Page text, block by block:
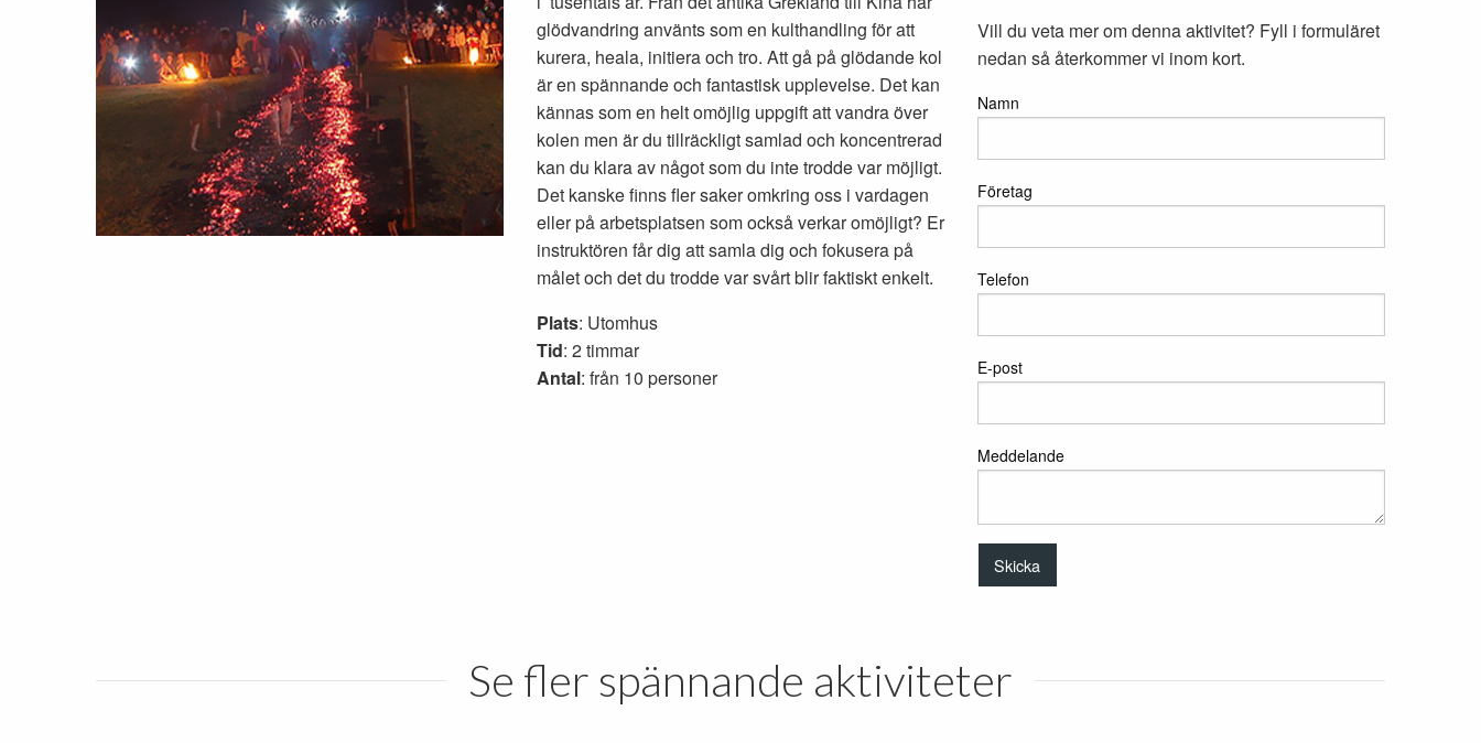
glödvandring använts som en kulthandling för att
kurera, heala, initiera och tro. Att gå på glödande kol
är en spännande och fantastisk upplevelse. Det kan
kännas som en helt omöjlig uppgift att vandra över
kolen men är du tillräckligt samlad och koncentrerad
kan du klara av något som du inte trodde var möjligt.
Det kanske finns fler saker omkring oss i vardagen
eller på arbetsplatsen som också verkar omöjligt? Er
instruktören får dig att samla dig och fokusera på
målet och det du trodde var svårt blir faktiskt enkelt.
Plats: Utomhus
Tid: 2 timmar
Antal: från 10 personer
Vill du veta mer om denna aktivitet? Fyll i formuläret
nedan så återkommer vi inom kort.
Namn
Företag
Telefon
E-post
Meddelande
Se fler spännande aktiviteter